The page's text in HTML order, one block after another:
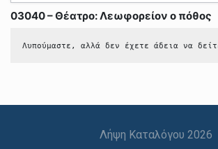
03040 – Θέατρο: Λεωφορείον ο πόθος
Λυπούμαστε, αλλά δεν έχετε άδεια να
Λήψη Καταλόγου 2026